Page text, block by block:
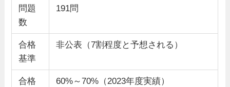
問題
数
191問
合格
基準
非公表（7割程度と予想される）
合格
60%～70%（2023年度実績）